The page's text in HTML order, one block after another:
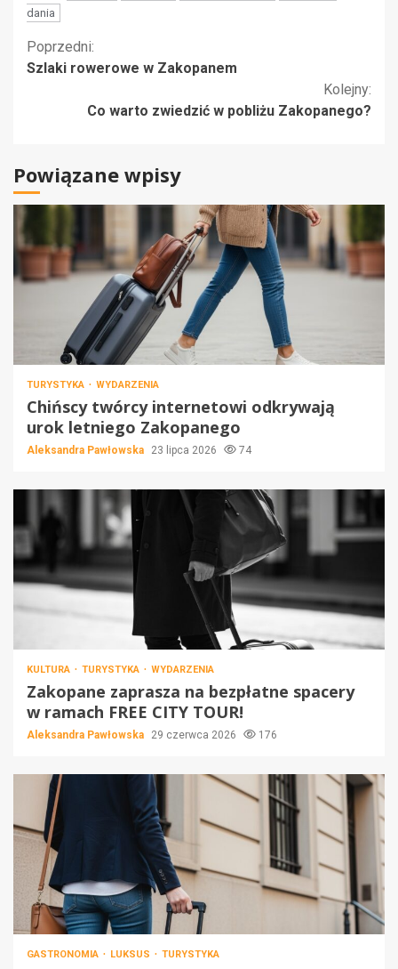
dania
Kontynuuj
Poprzedni:
Szlaki rowerowe w Zakopanem
Kolejny:
Co warto zwiedzić w pobliżu Zakopanego?
Powiązane wpisy
TURYSTYKA WYDARZENIA
Chińscy twórcy internetowi odkrywają
urok letniego Zakopanego
Aleksandra Pawłowska 23 lipca 2026 74
KULTURA TURYSTYKA WYDARZENIA
Zakopane zaprasza na bezpłatne spacery
w ramach FREE CITY TOUR!
Aleksandra Pawłowska 29 czerwca 2026 176
GASTRONOMIA LUKSUS TURYSTYKA